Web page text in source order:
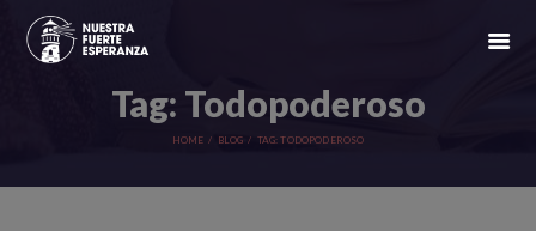
Tag: Todopoderoso
HOME BLOG TAG: TODOPODEROSO